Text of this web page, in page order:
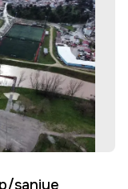
saniye